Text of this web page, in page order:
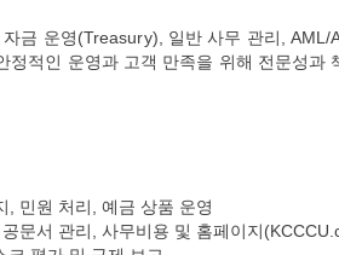
금 운영(Treasury), 일반 사무 관리,
정적인 운영과 고객 만족을 위해 전문성과
, 민원 처리, 예금 상품 운영
문서 관리, 사무비용 및 홈페이지